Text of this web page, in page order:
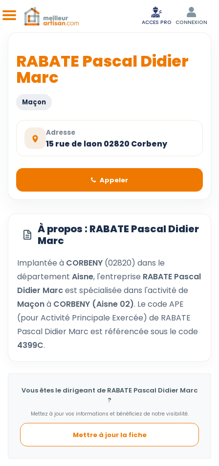
ACCES PRO CONNEXION
RABATE Pascal Didier
Marc
Maçon
Adresse
15 rue de laon 02820 Corbeny
Appeler
À propos : RABATE Pascal Didier
Marc
Implantée à CORBENY (02820) dans le
département Aisne, l'entreprise RABATE Pascal
Didier Marcest spécialisée dans l'activité de
Maçonà CORBENY (Aisne 02). Le code APE
(pour Activité Principale Exercée) de RABATE
Pascal Didier Marc est référencée sous le code
4399C.
Vous êtes le dirigeant de RABATE Pascal Didier Marc
?
Mettez à jour vos informations et bénéficiez de notre visibilité.
Mettre à jour la fiche